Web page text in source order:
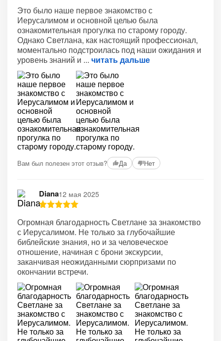
Это было наше первое знакомство с
Иерусалимом и основной целью была
ознакомительная прогулка по старому городу.
Однако Светлана, как настоящий профессионал,
моментально подстроилась под наши ожидания и
уровень знаний и
читать дальше
Вам был полезен этот отзыв? Да Нет
Diana12 мая 2025
Огромная благодарность Светлане за знакомство
с Иерусалимом. Не только за глубочайшие
библейские знания, но и за человеческое
отношение, начиная с брони экскурсии,
заканчивая неожиданными сюрпризами по
окончании встречи.